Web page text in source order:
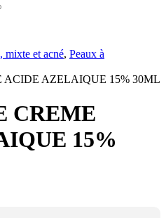
mixte et acné, Peaux à
ACIDE AZELAIQUE 15% 30ML
CREME
15%